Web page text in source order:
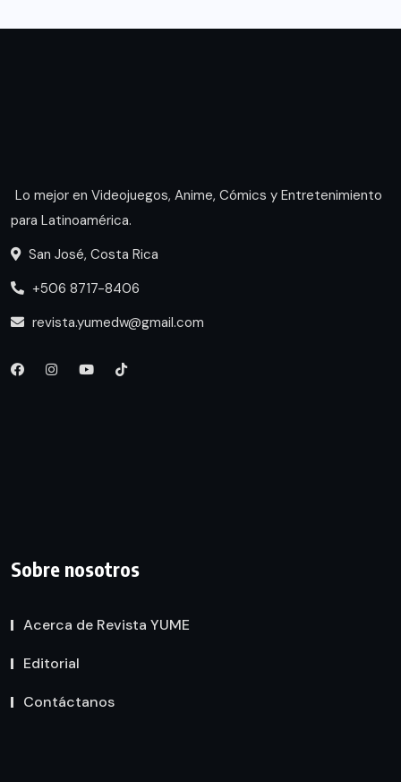
Lo mejor en Videojuegos, Anime, Cómics y Entretenimiento
para Latinoamérica.
San José, Costa Rica
+506 8717-8406
revista.yumedw@gmail.com
Sobre nosotros
Acerca de Revista YUME
Editorial
Contáctanos